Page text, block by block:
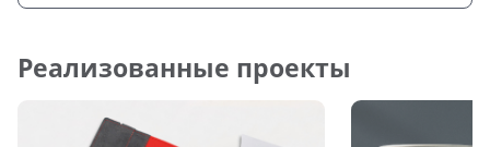
Реализованные проекты